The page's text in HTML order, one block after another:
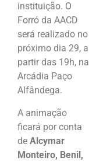
instituição. O
Forró da AACD
será realizado no
próximo dia 29, a
partir das 19h, na
Arcádia Paço
Alfândega.
A animação
ficará por conta
de Alcymar
Monteiro, Benil,